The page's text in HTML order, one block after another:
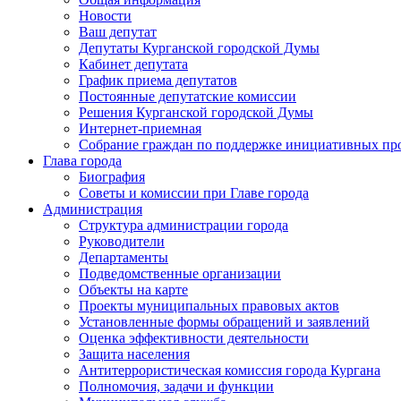
Новости
Ваш депутат
Депутаты Курганской городской Думы
Кабинет депутата
График приема депутатов
Постоянные депутатские комиссии
Решения Курганской городской Думы
Интернет-приемная
Собрание граждан по поддержке инициативных
Глава города
Биография
Советы и комиссии при Главе города
Администрация
Структура администрации города
Руководители
Департаменты
Подведомственные организации
Объекты на карте
Проекты муниципальных правовых актов
Установленные формы обращений и заявлений
Оценка эффективности деятельности
Защита населения
Антитеррористическая комиссия города Кургана
Полномочия, задачи и функции